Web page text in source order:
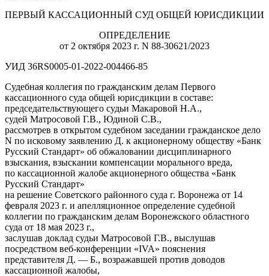
ПЕРВЫЙ КАССАЦИОННЫЙ СУД ОБЩЕЙ ЮРИСДИКЦИИ
ОПРЕДЕЛЕНИЕ
от 2 октября 2023 г. N 88-30621/2023
УИД 36RS0005-01-2022-004466-85
Судебная коллегия по гражданским делам Первого
кассационного суда общей юрисдикции в составе:
председательствующего судьи Макаровой Н.А.,
судей Матросовой Г.В., Юдиной С.В.,
рассмотрев в открытом судебном заседании гражданское дело
N по исковому заявлению Д. к акционерному обществу «Банк
Русский Стандарт» об обжаловании дисциплинарного
взыскания, взыскании компенсации морального вреда,
по кассационной жалобе акционерного общества «Банк
Русский Стандарт»
на решение Советского районного суда г. Воронежа от 14
февраля 2023 г. и апелляционное определение судебной
коллегии по гражданским делам Воронежского областного
суда от 18 мая 2023 г.,
заслушав доклад судьи Матросовой Г.В., выслушав
посредством веб-конференции «IVA» пояснения
представителя Д. — Б., возражавшей против доводов
кассационной жалобы,